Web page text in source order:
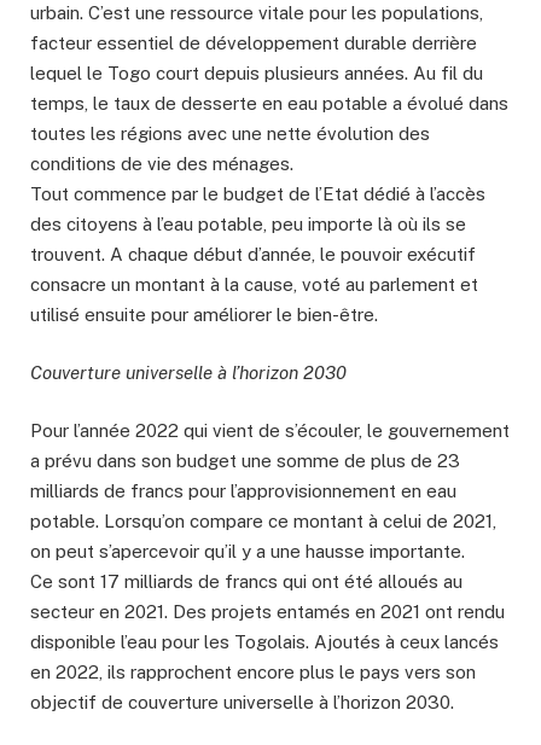
urbain. C’est une ressource vitale pour les populations,
facteur essentiel de développement durable derrière
lequel le Togo court depuis plusieurs années. Au fil du
temps, le taux de desserte en eau potable a évolué dans
toutes les régions avec une nette évolution des
conditions de vie des ménages.
Tout commence par le budget de l’Etat dédié à l’accès
des citoyens à l’eau potable, peu importe là où ils se
trouvent. A chaque début d’année, le pouvoir exécutif
consacre un montant à la cause, voté au parlement et
utilisé ensuite pour améliorer le bien-être.
Couverture universelle à l’horizon 2030
Pour l’année 2022 qui vient de s’écouler, le gouvernement
a prévu dans son budget une somme de plus de 23
milliards de francs pour l’approvisionnement en eau
potable. Lorsqu’on compare ce montant à celui de 2021,
on peut s’apercevoir qu’il y a une hausse importante.
Ce sont 17 milliards de francs qui ont été alloués au
secteur en 2021. Des projets entamés en 2021 ont rendu
disponible l’eau pour les Togolais. Ajoutés à ceux lancés
en 2022, ils rapprochent encore plus le pays vers son
objectif de couverture universelle à l’horizon 2030.